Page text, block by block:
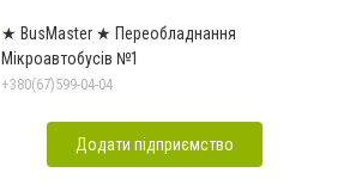
★ BusMaster ★ Переобладнання
Мікроавтобусів №1
+380(67)599-04-04
Додати підприємство